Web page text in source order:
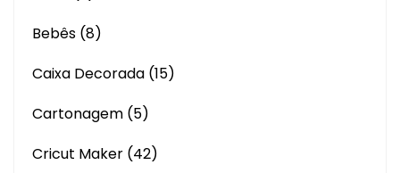
Bebês (8)
Caixa Decorada (15)
Cartonagem (5)
Cricut Maker (42)